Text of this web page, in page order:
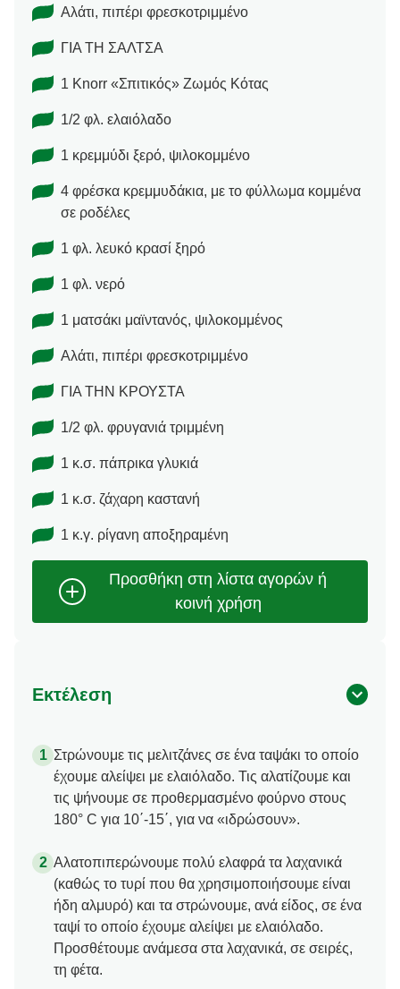
Αλάτι, πιπέρι φρεσκοτριμμένο
ΓΙΑ ΤΗ ΣΑΛΤΣΑ
1 Knorr «Σπιτικός» Ζωμός Κότας
1/2 φλ. ελαιόλαδο
1 κρεμμύδι ξερό, ψιλοκομμένο
4 φρέσκα κρεμμυδάκια, με το φύλλωμα κομμένα
σε ροδέλες
1 φλ. λευκό κρασί ξηρό
1 φλ. νερό
1 ματσάκι μαϊντανός, ψιλοκομμένος
Αλάτι, πιπέρι φρεσκοτριμμένο
ΓΙΑ ΤΗΝ ΚΡΟΥΣΤΑ
1/2 φλ. φρυγανιά τριμμένη
1 κ.σ. πάπρικα γλυκιά
1 κ.σ. ζάχαρη καστανή
1 κ.γ. ρίγανη αποξηραμένη
Εκτέλεση
Στρώνουμε τις μελιτζάνες σε ένα ταψάκι το οποίο
έχουμε αλείψει με ελαιόλαδο. Τις αλατίζουμε και
τις ψήνουμε σε προθερμασμένο φούρνο στους
180° C για 10΄-15΄, για να «ιδρώσουν».
Αλατοπιπερώνουμε πολύ ελαφρά τα λαχανικά
(καθώς το τυρί που θα χρησιμοποιήσουμε είναι
ήδη αλμυρό) και τα στρώνουμε, ανά είδος, σε ένα
ταψί το οποίο έχουμε αλείψει με ελαιόλαδο.
Προσθέτουμε ανάμεσα στα λαχανικά, σε σειρές,
τη φέτα.